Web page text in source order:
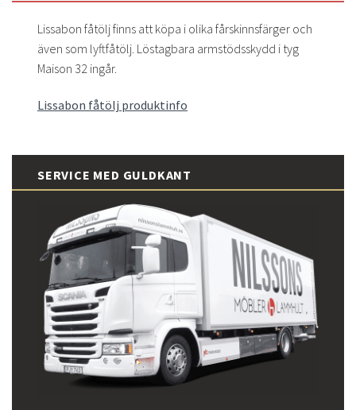
Lissabon fåtölj finns att köpa i olika fårskinnsfärger och
även som lyftfåtölj. Löstagbara armstödsskydd i tyg
Maison 32 ingår.
Lissabon fåtölj produktinfo
SERVICE MED GULDKANT